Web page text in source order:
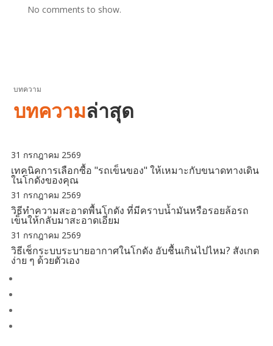
No comments to show.
บทความ
บทความล่าสุด
31 กรกฎาคม 2569
เทคนิคการเลือกซื้อ "รถเข็นของ" ให้เหมาะกับขนาดทางเดิน
ในโกดังของคุณ
31 กรกฎาคม 2569
วิธีทำความสะอาดพื้นโกดัง ที่มีคราบน้ำมันหรือรอยล้อรถ
เข็นให้กลับมาสะอาดเอี่ยม
31 กรกฎาคม 2569
วิธีเช็กระบบระบายอากาศในโกดัง อับชื้นเกินไปไหม? สังเกต
ง่าย ๆ ด้วยตัวเอง